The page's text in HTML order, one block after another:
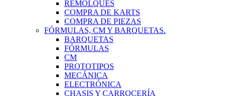
REMOLQUES
COMPRA DE KARTS
COMPRA DE PIEZAS
FÓRMULAS, CM Y BARQUETAS.
BARQUETAS
FÓRMULAS
CM
PROTOTIPOS
MECÁNICA
ELECTRÓNICA
CHASIS Y CARROCERÍA